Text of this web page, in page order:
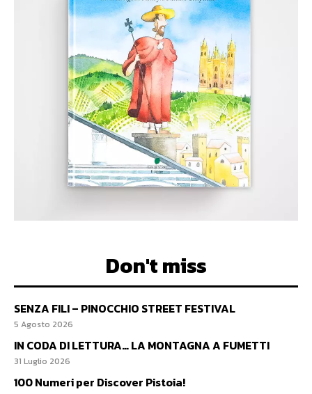
Don't miss
SENZA FILI – PINOCCHIO STREET FESTIVAL
5 Agosto 2026
IN CODA DI LETTURA… LA MONTAGNA A FUMETTI
31 Luglio 2026
100 Numeri per Discover Pistoia!